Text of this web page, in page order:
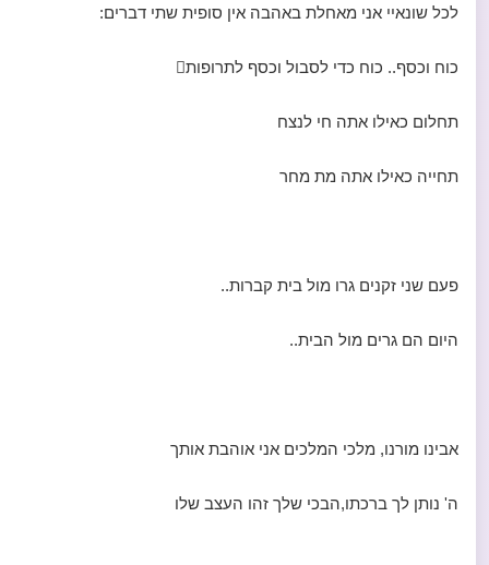
לכל שונאיי אני מאחלת באהבה אין סופית שתי דברים:
כוח וכסף.. כוח כדי לסבול וכסף לתרופות
תחלום כאילו אתה חי לנצח
תחייה כאילו אתה מת מחר
פעם שני זקנים גרו מול בית קברות..
היום הם גרים מול הבית..
אבינו מורנו, מלכי המלכים אני אוהבת אותך
ה' נותן לך ברכתו,הבכי שלך זהו העצב שלו